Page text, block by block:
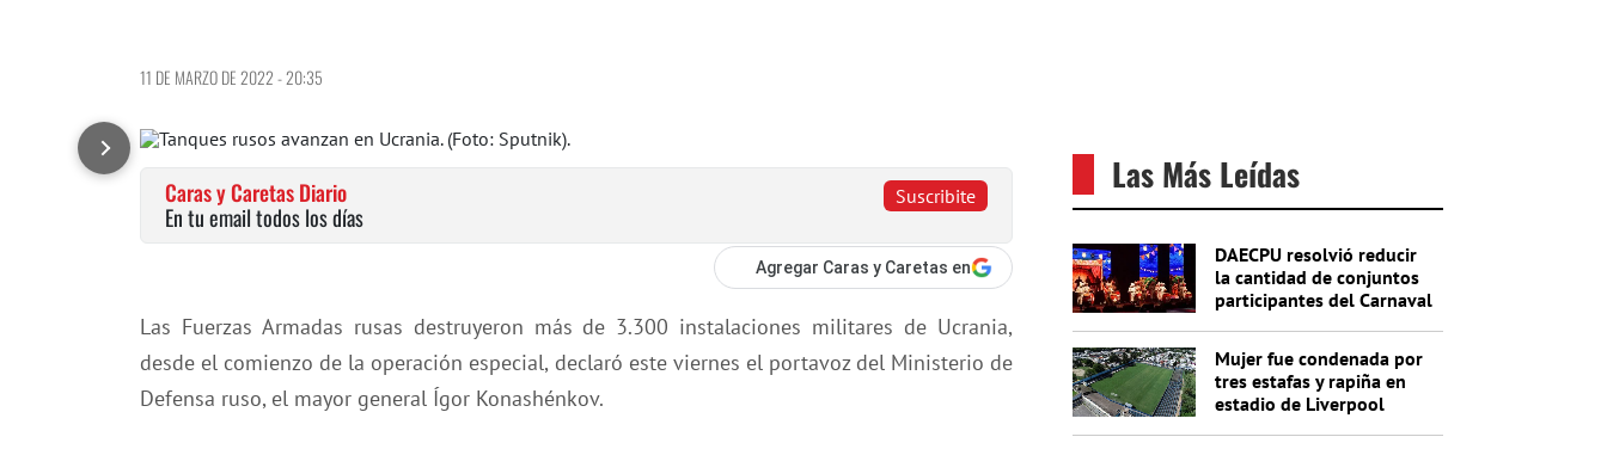
11 DE MARZO DE 2022 - 20:35
Suscribite
Caras y Caretas Diario
En tu email todos los días
Agregar Caras y Caretas en
Las Fuerzas Armadas rusas destruyeron más de 3.300 instalaciones militares de Ucrania,
desde el comienzo de la operación especial, declaró este viernes el portavoz del Ministerio de
Defensa ruso, el mayor general Ígor Konashénkov.
Las Más Leídas
DAECPU resolvió reducir
la cantidad de conjuntos
participantes del Carnaval
Mujer fue condenada por
tres estafas y rapiña en
estadio de Liverpool